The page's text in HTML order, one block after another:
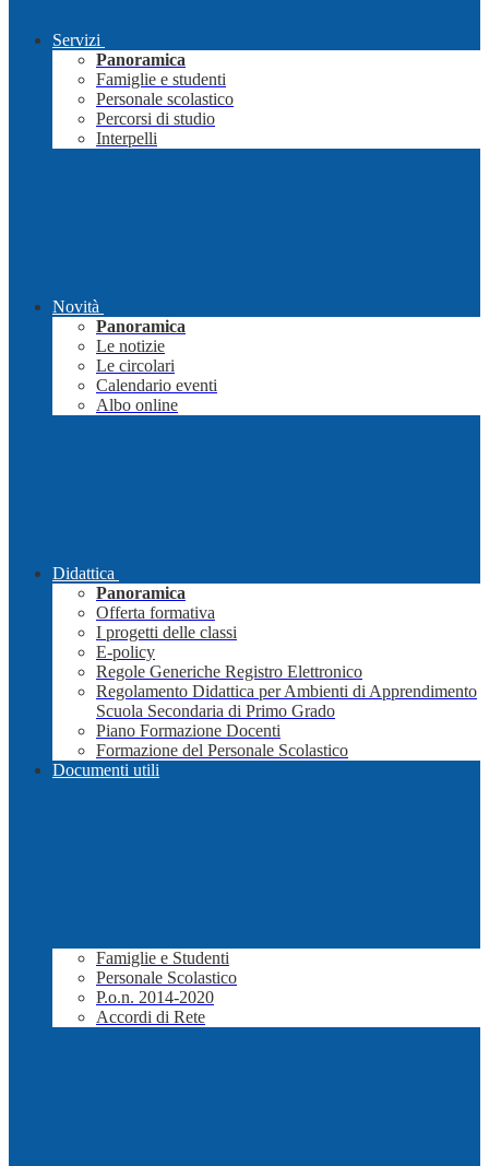
Servizi
Panoramica
Famiglie e studenti
Personale scolastico
Percorsi di studio
Interpelli
Novità
Panoramica
Le notizie
Le circolari
Calendario eventi
Albo online
Didattica
Panoramica
Offerta formativa
I progetti delle classi
E-policy
Regole Generiche Registro Elettronico
Regolamento Didattica per Ambienti di Apprendimento
Scuola Secondaria di Primo Grado
Piano Formazione Docenti
Formazione del Personale Scolastico
Documenti utili
Famiglie e Studenti
Personale Scolastico
P.o.n. 2014-2020
Accordi di Rete